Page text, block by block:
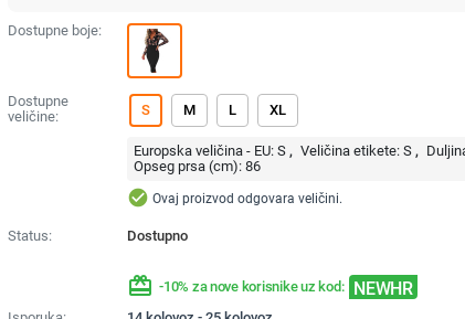
Dostupne boje:
Dostupne
veličine:
S M L XL
Europska veličina - EU: S Veličina etikete: S
Opseg prsa (cm): 86
check_circle Ovaj proizvod odgovara veličini.
Status: Dostupno
redeem -10% za nove korisnike uz kod: NEWHR